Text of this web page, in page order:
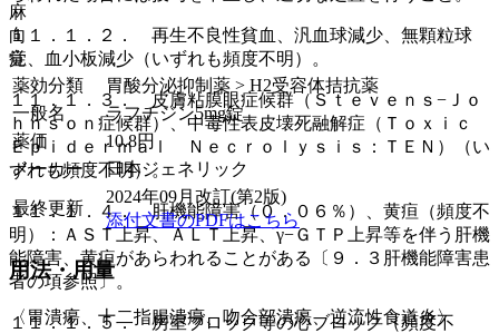
１１．１．２． 再生不良性貧血、汎血球減少、無顆粒球
症、血小板減少（いずれも頻度不明）。
１１．１．３． 皮膚粘膜眼症候群（Ｓｔｅｖｅｎｓ−Ｊｏ
ｈｎｓｏｎ症候群）、中毒性表皮壊死融解症（Ｔｏｘｉｃ
Ｅｐｉｄｅｒｍａｌ Ｎｅｃｒｏｌｙｓｉｓ：ＴＥＮ）（い
ずれも頻度不明）。
１１．１．４． 肝機能障害（０．０６％）、黄疸（頻度不
明）：ＡＳＴ上昇、ＡＬＴ上昇、γ−ＧＴＰ上昇等を伴う肝機
能障害、黄疸があらわれることがある〔９．３肝機能障害患
者の項参照〕。
１１．１．５． 房室ブロック等の心ブロック（頻度不
麻
向
覚
薬効分類
胃酸分泌抑制薬 > H2受容体拮抗薬
一般名
ラフチジン5mg錠
薬価
10.8円
メーカー
日本ジェネリック
最終更新
2024年09月改訂(第2版)
添付文書のPDFはこちら
用法・用量
〈胃潰瘍、十二指腸潰瘍、吻合部潰瘍、逆流性食道炎〉